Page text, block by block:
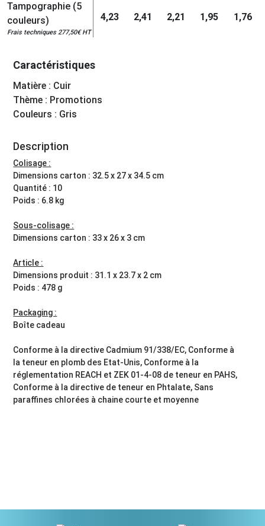
Tampographie (5
couleurs)
Frais techniques 277,50€ HT
4,23 2,41 2,21 1,95 1,76
Caractéristiques
Matière : Cuir
Thème : Promotions
Couleurs : Gris
Description
Colisage :
Dimensions carton : 32.5 x 27 x 34.5 cm
Quantité : 10
Poids : 6.8 kg
Sous-colisage :
Dimensions carton : 33 x 26 x 3 cm
Article :
Dimensions produit : 31.1 x 23.7 x 2 cm
Poids : 478 g
Packaging :
Boîte cadeau
Conforme à la directive Cadmium 91/338/EC, Conforme à
la teneur en plomb des Etat-Unis, Conforme à la
réglementation REACH et ZEK 01-4-08 de teneur en PAHS,
Conforme à la directive de teneur en Phtalate, Sans
paraffines chlorées à chaine courte et moyenne